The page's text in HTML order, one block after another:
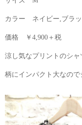
カラー ネイビー,ブラッ
価格 ￥4,900＋税
涼し気なプリントのシ
柄にインパクト大なの